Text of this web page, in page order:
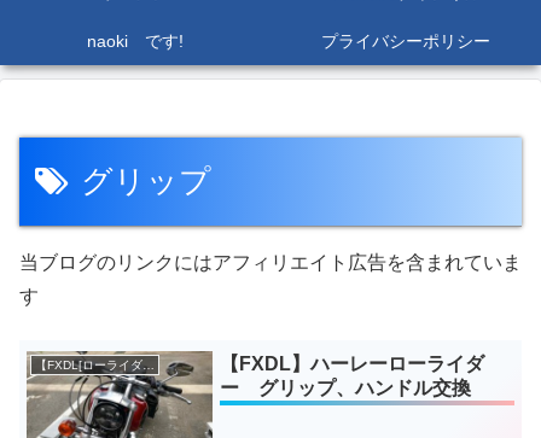
naoki です! プライバシーポリシー
グリップ
当ブログのリンクにはアフィリエイト広告を含まれていま
す
【FXDL[ローライダー]】
【FXDL】ハーレーローライダ
ー グリップ、ハンドル交換